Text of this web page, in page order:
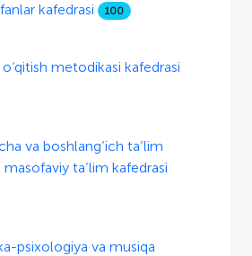
kafedrasi 100
metodikasi kafedrasi
va boshlang‘ich ta’lim
masofaviy ta’lim kafedrasi
psixologiya va musiqa